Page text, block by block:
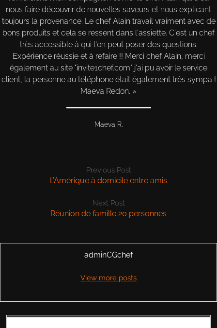
nous faire découvrir de nouvelles saveurs et nous explicant
toujours la provenance. Le chef Alain travail vraiment avec de
bons produits et cela se ressent dans l'assiette. C'est un chef
très accessible à qui l'on peut poser des questions.
Expérience réussie et à refaire !! Merci chef Alain, merci
également au site "invite1chef.com" j'ai pu avoir le service
client, la personne au téléphone était également très sympa !
Maeva Redon.
Maeva R.
Previous Post
L’Amérique à domicile entre amis
Next Post
Réunion de famille 20 personnes
adminCGchef
View more posts